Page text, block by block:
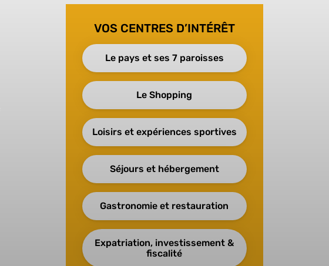
VOS CENTRES D’INTÉRÊT
Le pays et ses 7 paroisses
Le Shopping
Loisirs et expériences sportives
Séjours et hébergement
Gastronomie et restauration
Expatriation, investissement &
fiscalité